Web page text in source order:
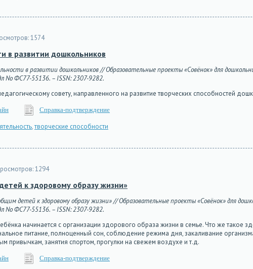
1574
в развитии дошкольников
в развитии дошкольников // Образовательные проекты «Совёнок» для
No ФС77-55136. – ISSN: 2307-9282.
совету, направленного на развитие творческих способностей
Справка-подтверждение
,творческие способности
1294
к здоровому образу жизни»
детей к здоровому образу жизни» // Образовательные проекты «Совёнок» для
No ФС77-55136. – ISSN: 2307-9282.
начинается с организации здорового образа жизни в семье. Что же такое
питание, полноценный сон, соблюдение режима дня, закаливание
привычкам, занятия спортом, прогулки на свежем воздухе и т.д.
Справка-подтверждение